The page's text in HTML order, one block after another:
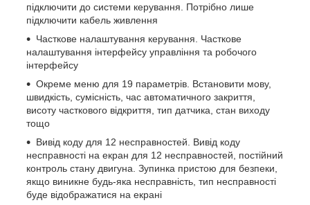
підключити до системи керування. Потрібно лише
підключити кабель живлення
Часткове налаштування керування. Часткове
налаштування інтерфейсу управління та робочого
інтерфейсу
Окреме меню для 19 параметрів. Встановити мову,
швидкість, сумісність, час автоматичного закриття,
висоту часткового відкриття, тип датчика, стан виходу
тощо
Вивід коду для 12 несправностей. Вивід коду
несправності на екран для 12 несправностей, постійний
контроль стану двигуна. Зупинка пристою для безпеки,
якщо виникне будь-яка несправність, тип несправності
буде відображатися на екрані